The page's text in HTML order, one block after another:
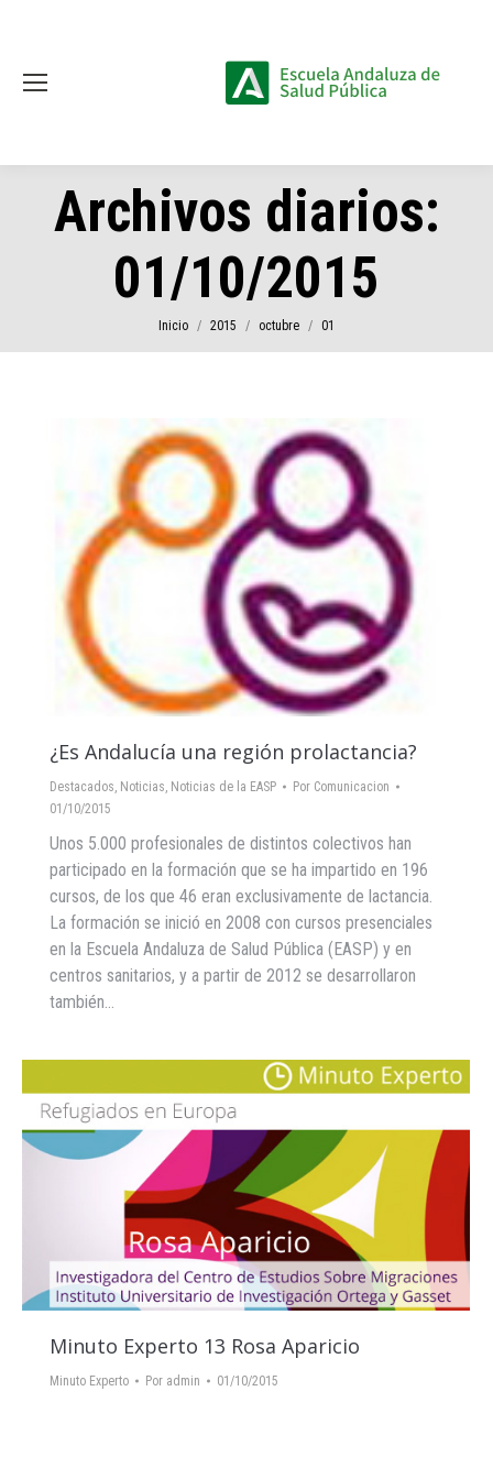
Archivos diarios:
01/10/2015
Estás aquí:
Inicio 2015 octubre 01
¿Es Andalucía una región prolactancia?
Destacados, Noticias, Noticias de la EASP Por Comunicacion
01/10/2015
Unos 5.000 profesionales de distintos colectivos han
participado en la formación que se ha impartido en 196
cursos, de los que 46 eran exclusivamente de lactancia.
La formación se inició en 2008 con cursos presenciales
en la Escuela Andaluza de Salud Pública (EASP) y en
centros sanitarios, y a partir de 2012 se desarrollaron
también…
Minuto Experto 13 Rosa Aparicio
Minuto Experto Por admin 01/10/2015